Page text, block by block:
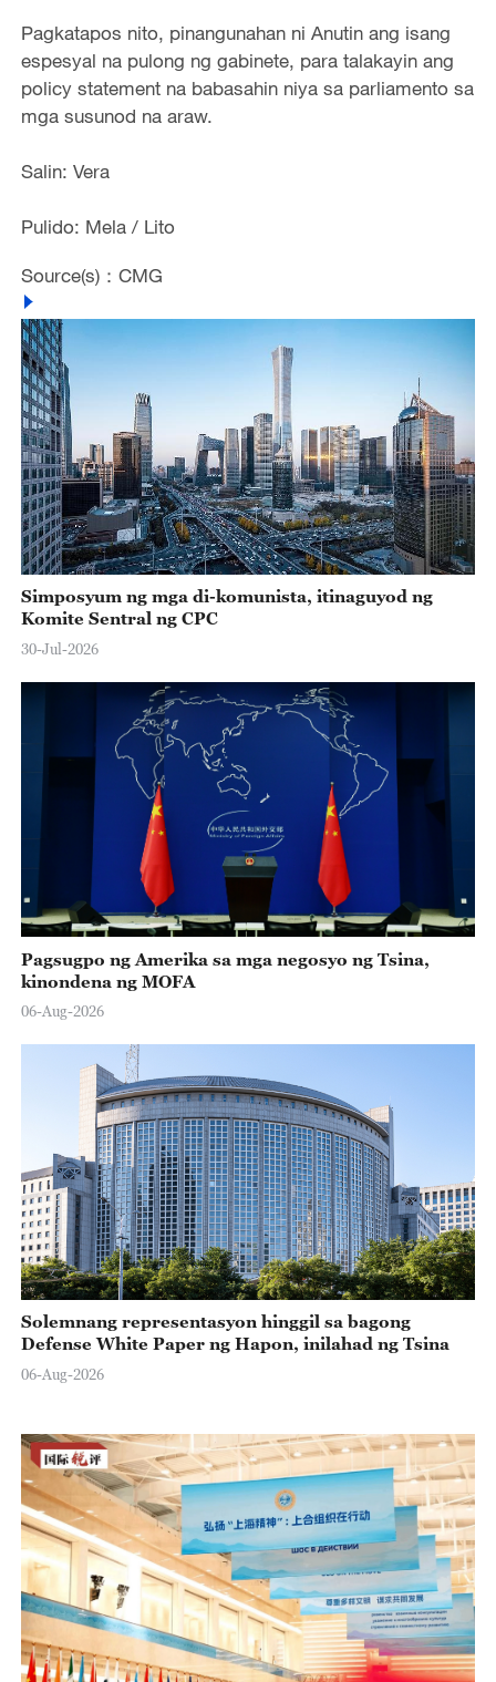
Pagkatapos nito, pinangunahan ni Anutin ang isang
espesyal na pulong ng gabinete, para talakayin ang
policy statement na babasahin niya sa parliamento sa
mga susunod na araw.
Salin: Vera
Pulido: Mela / Lito
Source(s)：CMG
Simposyum ng mga di-komunista, itinaguyod ng
Komite Sentral ng CPC
30-Jul-2026
Pagsugpo ng Amerika sa mga negosyo ng Tsina,
kinondena ng MOFA
06-Aug-2026
Solemnang representasyon hinggil sa bagong
Defense White Paper ng Hapon, inilahad ng Tsina
06-Aug-2026